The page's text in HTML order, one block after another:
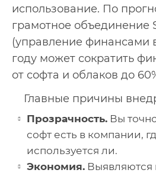
использование. По
грамотное объединение
(управление финансами
году может сократить
от софта и облаков до
Главные причины
Прозрачность. Вы
софт есть в компании,
используется ли.
Экономия. Выявляются